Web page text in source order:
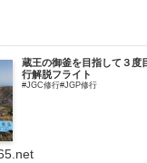
蔵王の御釜を目指して３度
行解脱フライト
#JGC修行#JGP修行